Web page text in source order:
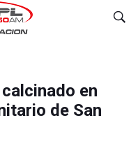
en
de San